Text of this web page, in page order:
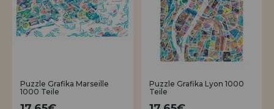
Puzzle Grafika Marseille
1000 Teile
Puzzle Grafika Lyon 1000
Teile